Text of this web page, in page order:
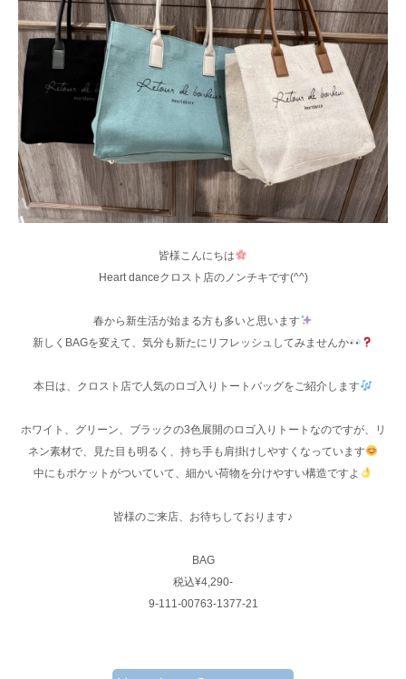
皆様こんにちは
Heart danceクロスト店のノンチキです(^^)
春から新生活が始まる方も多いと思います
新しくBAGを変えて、気分も新たにリフレッシュしてみませんか
本日は、クロスト店で人気のロゴ入りトートバッグをご紹介します
ホワイト、グリーン、ブラックの3色展開のロゴ入りトートなのですが、リ
ネン素材で、見た目も明るく、持ち手も肩掛けしやすくなっています
中にもポケットがついていて、細かい荷物を分けやすい構造ですよ
皆様のご来店、お待ちしております♪
BAG
税込¥4,290-
9-111-00763-1377-21